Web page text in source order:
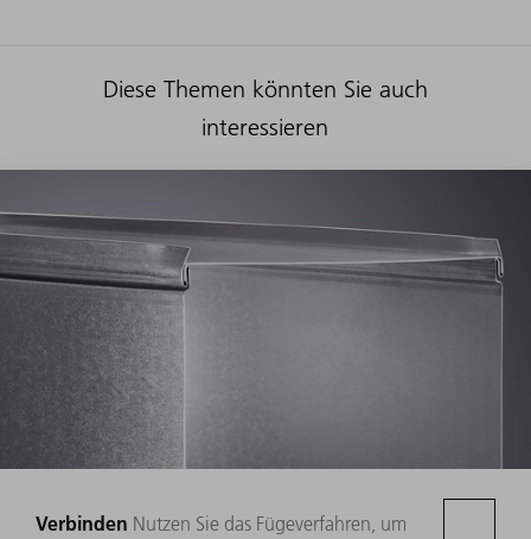
Diese Themen könnten Sie auch
interessieren
Verbinden Nutzen Sie das Fügeverfahren, um